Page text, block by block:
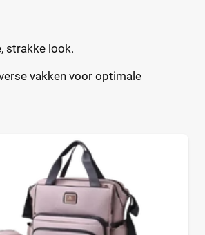
strakke look.
vakken voor optimale